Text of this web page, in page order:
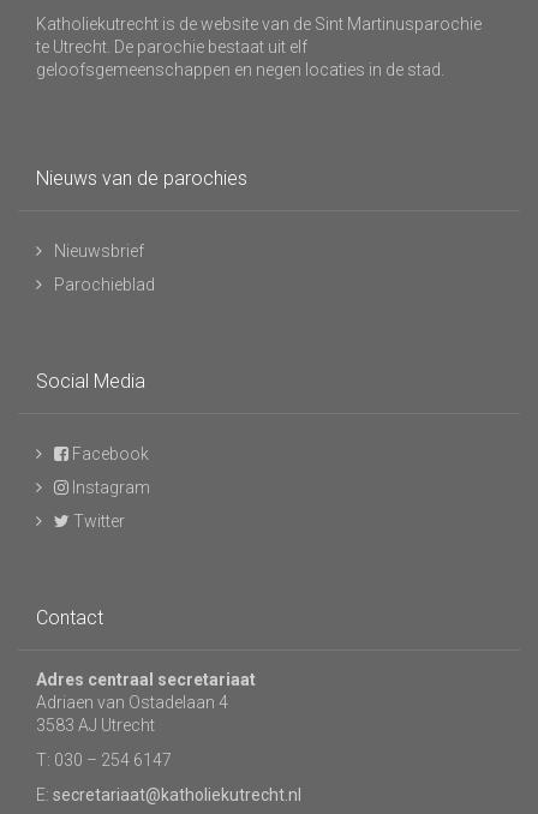
Katholiekutrecht is de website van de Sint Martinusparochie
te Utrecht. De parochie bestaat uit elf
geloofsgemeenschappen en negen locaties in de stad.
Nieuws van de parochies
Nieuwsbrief
Parochieblad
Social Media
Facebook
Instagram
Twitter
Contact
Adres centraal secretariaat
Adriaen van Ostadelaan 4
3583 AJ Utrecht
T: 030 – 254 6147
E: secretariaat@katholiekutrecht.nl